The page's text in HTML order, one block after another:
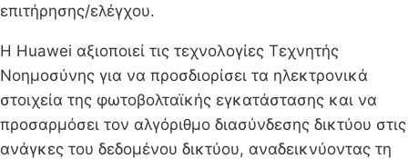
επιτήρησης/ελέγχου.
Η Huawei αξιοποιεί τις τεχνολογίες Τεχνητής
Νοημοσύνης για να προσδιορίσει τα ηλεκτρονικά
στοιχεία της φωτοβολταϊκής εγκατάστασης και να
προσαρμόσει τον αλγόριθμο διασύνδεσης δικτύου στις
ανάγκες του δεδομένου δικτύου, αναδεικνύοντας τη